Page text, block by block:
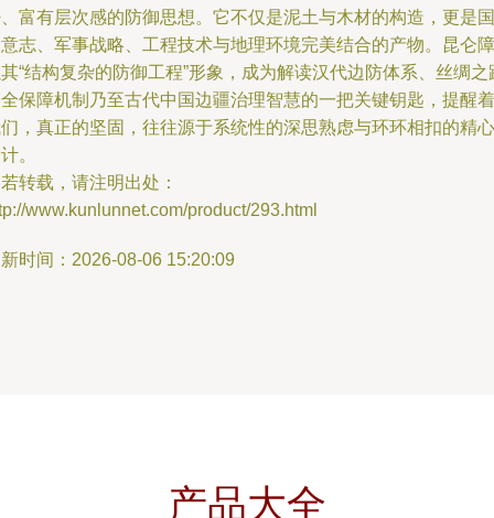
富有层次感的防御思想。它不仅是泥土与木材的构造，更是国
志、军事战略、工程技术与地理环境完美结合的产物。昆仑障
“结构复杂的防御工程”形象，成为解读汉代边防体系、丝绸之
保障机制乃至古代中国边疆治理智慧的一把关键钥匙，提醒着
，真正的坚固，往往源于系统性的深思熟虑与环环相扣的精心
。
转载，请注明出处：
www.kunlunnet.com/product/293.html
时间：2026-08-06 15:20:09
产品大全